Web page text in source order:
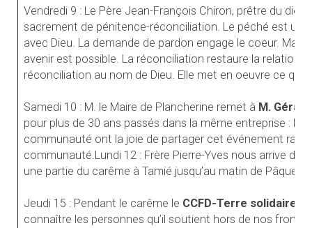
Vendredi 9 : Le Père Jean-François Chiron, prêtre du
sacrement de pénitence-réconciliation. Le péché est un
avec Dieu. La demande de pardon engage le coeur.
avenir est possible. La réconciliation restaure la relation.
réconciliation au nom de Dieu. Elle met en oeuvre ce que
Samedi 10 : M. le Maire de Plancherine remet à M.
pour plus de 30 ans passés dans la même entreprise :
communauté ont la joie de partager cet événement rare
communauté.Lundi 12 : Frère Pierre-Yves nous arrive de
une partie du carême à Tamié jusqu’au matin de Pâques.
Jeudi 15 : Pendant le carême le CCFD-Terre solidaire
connaître les personnes qu’il soutient hors de nos